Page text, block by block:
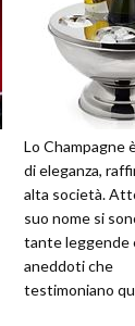
Lo Champagne
di eleganza,
alta società.
suo nome si
tante leggende
aneddoti che
testimoniano